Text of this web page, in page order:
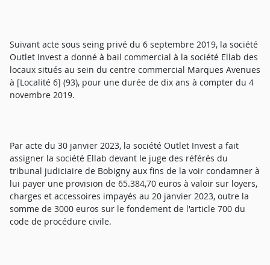
Suivant acte sous seing privé du 6 septembre 2019, la société
Outlet Invest a donné à bail commercial à la société Ellab des
locaux situés au sein du centre commercial Marques Avenues
à [Localité 6] (93), pour une durée de dix ans à compter du 4
novembre 2019.
Par acte du 30 janvier 2023, la société Outlet Invest a fait
assigner la société Ellab devant le juge des référés du
tribunal judiciaire de Bobigny aux fins de la voir condamner à
lui payer une provision de 65.384,70 euros à valoir sur loyers,
charges et accessoires impayés au 20 janvier 2023, outre la
somme de 3000 euros sur le fondement de l'article 700 du
code de procédure civile.